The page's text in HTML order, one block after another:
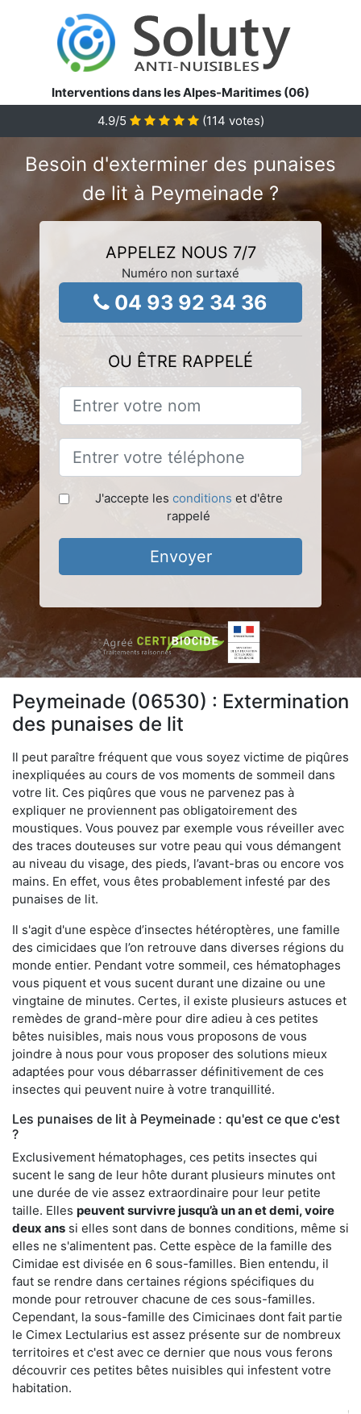
Interventions dans les Alpes-Maritimes (06)
4.9/5 (114 votes)
Besoin d'exterminer des punaises
de lit à Peymeinade ?
APPELEZ NOUS 7/7
Numéro non surtaxé
04 93 92 34 36
OU ÊTRE RAPPELÉ
J'accepte les conditions et d'être
rappelé
Envoyer
Peymeinade (06530) : Extermination
des punaises de lit
Il peut paraître fréquent que vous soyez victime de piqûres
inexpliquées au cours de vos moments de sommeil dans
votre lit. Ces piqûres que vous ne parvenez pas à
expliquer ne proviennent pas obligatoirement des
moustiques. Vous pouvez par exemple vous réveiller avec
des traces douteuses sur votre peau qui vous démangent
au niveau du visage, des pieds, l’avant-bras ou encore vos
mains. En effet, vous êtes probablement infesté par des
punaises de lit.
Il s'agit d'une espèce d’insectes hétéroptères, une famille
des cimicidaes que l’on retrouve dans diverses régions du
monde entier. Pendant votre sommeil, ces hématophages
vous piquent et vous sucent durant une dizaine ou une
vingtaine de minutes. Certes, il existe plusieurs astuces et
remèdes de grand-mère pour dire adieu à ces petites
bêtes nuisibles, mais nous vous proposons de vous
joindre à nous pour vous proposer des solutions mieux
adaptées pour vous débarrasser définitivement de ces
insectes qui peuvent nuire à votre tranquillité.
Les punaises de lit à Peymeinade : qu'est ce que c'est
?
Exclusivement hématophages, ces petits insectes qui
sucent le sang de leur hôte durant plusieurs minutes ont
une durée de vie assez extraordinaire pour leur petite
taille. Elles peuvent survivre jusqu’à un an et demi, voire
deux ans si elles sont dans de bonnes conditions, même si
elles ne s'alimentent pas. Cette espèce de la famille des
Cimidae est divisée en 6 sous-familles. Bien entendu, il
faut se rendre dans certaines régions spécifiques du
monde pour retrouver chacune de ces sous-familles.
Cependant, la sous-famille des Cimicinaes dont fait partie
le Cimex Lectularius est assez présente sur de nombreux
territoires et c'est avec ce dernier que nous vous ferons
découvrir ces petites bêtes nuisibles qui infestent votre
habitation.